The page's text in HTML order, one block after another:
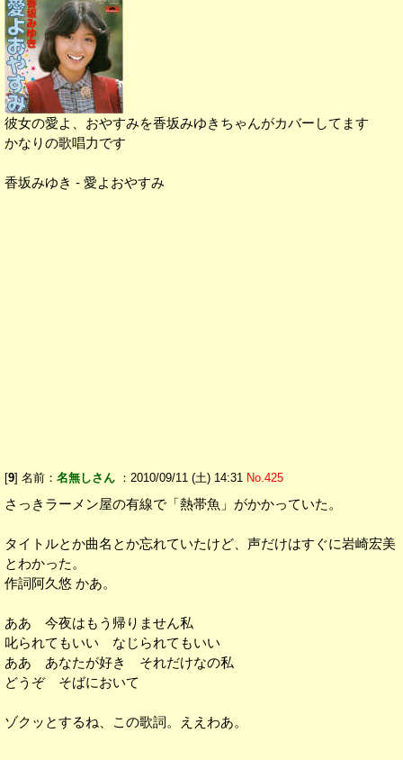
彼女の愛よ、おやすみを香坂みゆきちゃんがカバーしてます
かなりの歌唱力です
香坂みゆき - 愛よおやすみ
[9] 名前： 名無しさん ：2010/09/11 (土) 14:31 No.425
さっきラーメン屋の有線で「熱帯魚」がかかっていた。
タイトルとか曲名とか忘れていたけど、声だけはすぐに岩崎宏美
とわかった。
作詞阿久悠 かあ。
ああ 今夜はもう帰りません私
叱られてもいい なじられてもいい
ああ あなたが好き それだけなの私
どうぞ そばにおいて
ゾクッとするね、この歌詞。ええわあ。